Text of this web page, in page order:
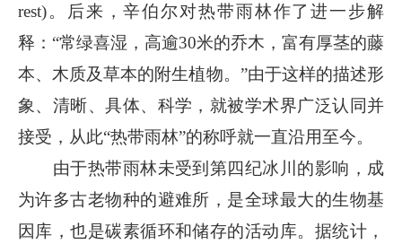
rest)。后来，辛伯尔对热带雨林作了进一步解
释：“常绿喜湿，高逾30米的乔木，富有厚茎的藤
本、木质及草本的附生植物。”由于这样的描述形
象、清晰、具体、科学，就被学术界广泛认同并
接受，从此“热带雨林”的称呼就一直沿用至今。
由于热带雨林未受到第四纪冰川的影响，成
为许多古老物种的避难所，是全球最大的生物基
因库，也是碳素循环和储存的活动库。据统计，